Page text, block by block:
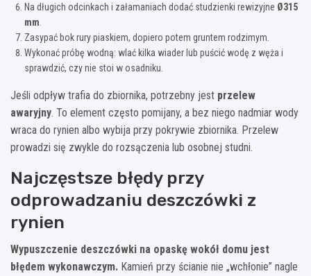
Na długich odcinkach i załamaniach dodać studzienki rewizyjne Ø315
mm
Zasypać bok rury piaskiem, dopiero potem gruntem rodzimym.
Wykonać próbę wodną: wlać kilka wiader lub puścić wodę z węża i
sprawdzić, czy nie stoi w osadniku.
Jeśli odpływ trafia do zbiornika, potrzebny jest przelew
awaryjny. To element często pomijany, a bez niego nadmiar wody
wraca do rynien albo wybija przy pokrywie zbiornika. Przelew
prowadzi się zwykle do rozsączenia lub osobnej studni.
Najczęstsze błędy przy
odprowadzaniu deszczówki z
rynien
Wypuszczenie deszczówki na opaskę wokół domu jest
błędem wykonawczym. Kamień przy ścianie nie „wchłonie” nagle